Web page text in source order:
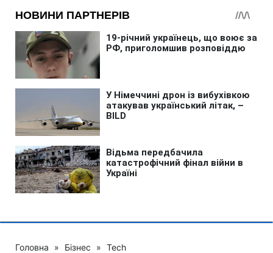
Головна » Бізнес » Tech